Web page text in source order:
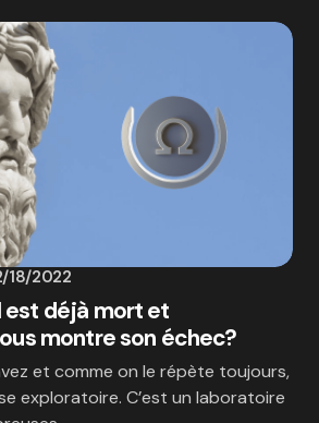
18/2022
est déjà mort et
montre son échec?
et comme on le répète toujours,
exploratoire. C’est un laboratoire